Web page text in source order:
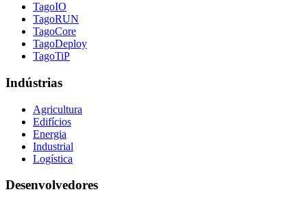
TagoIO
TagoRUN
TagoCore
TagoDeploy
TagoTiP
Indústrias
Agricultura
Edifícios
Energia
Industrial
Logística
Desenvolvedores